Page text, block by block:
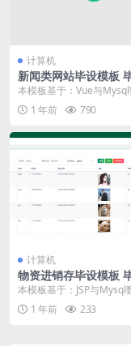
计算机
新闻类网站毕设模板
模板及毕业论文与PPT
本模板基于：Vue与Mysql
发 系统界面实现 管理员登
员输入个...
1 年前 790
计算机
物资进销存毕设模板
模板及毕业论文
本模板基于：JSP与Mysql
发 系统功能实现 系统实现
将系统分...
1 年前 233